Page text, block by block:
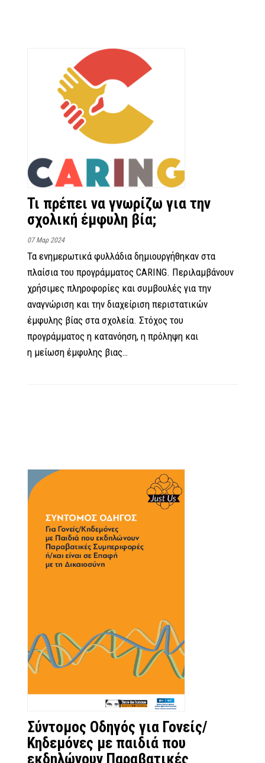
Τι πρέπει να γνωρίζω για την
σχολική έμφυλη βία;
07 Μαρ 2024
Τα ενημερωτικά φυλλάδια δημιουργήθηκαν στα
πλαίσια του προγράμματος CARING. Περιλαμβάνουν
χρήσιμες πληροφορίες και συμβουλές για την
αναγνώριση και την διαχείριση περιστατικών
έμφυλης βίας στα σχολεία. Στόχος του
προγράμματος η κατανόηση, η πρόληψη και
η μείωση έμφυλης βιας…
Σύντομος Οδηγός για Γονείς/
Κηδεμόνες με παιδιά που
εκδηλώνουν Παραβατικές